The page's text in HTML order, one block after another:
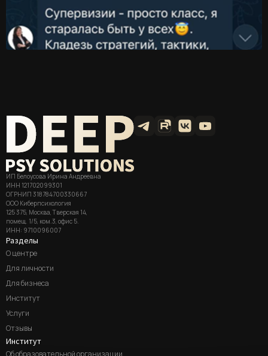
ИП Белоусова Ирина Андреевна
ИНН 121702099301
ОГРНИП 318784700330667
ООО Киберпсихология
125 375, Москва, Тверская 14,
помещ. 1/5, ком.3, офис 5.
ИНН: 9710096007
Разделы
О центре
Для личности
Для бизнеса
Институт
Услуги
Отзывы
Институт
Об образовательной организации